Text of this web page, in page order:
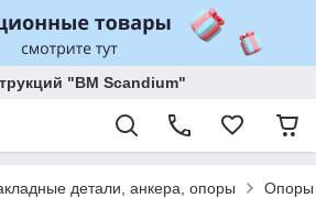
"BM Scandium"
детали, анкера, опоры Опоры